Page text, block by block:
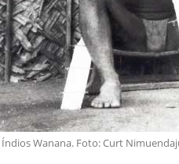
Índios Wanana. Foto: Curt